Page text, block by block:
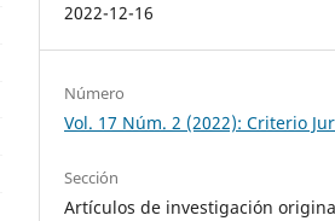
2022-12-16
Número
Vol. 17 Núm. 2 (2022): Criterio
Sección
Artículos de investigación